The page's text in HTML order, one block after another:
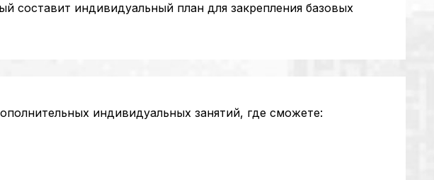
составит индивидуальный план для закрепления базовых
индивидуальных занятий, где сможете: